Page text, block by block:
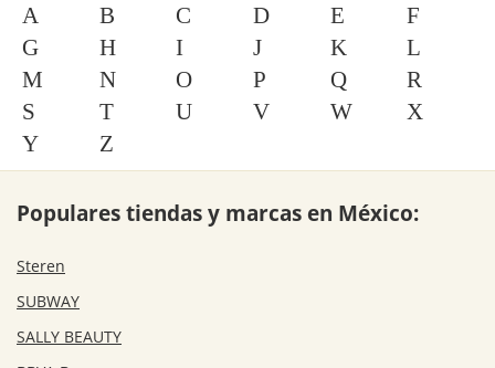
A B C D E
F
G
H I J K
L
M
N O P Q
R
S
T U V W
X
Y
Z
Populares tiendas y marcas en México:
Steren
SUBWAY
SALLY BEAUTY